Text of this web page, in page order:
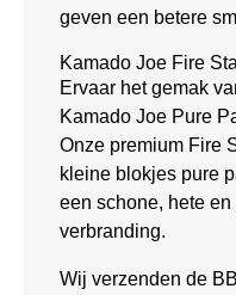
geven een betere
Kamado Joe Fire
Ervaar het gemak
Kamado Joe Pure
Onze premium Fire
kleine blokjes pure
een schone, hete
verbranding.
Wij verzenden de